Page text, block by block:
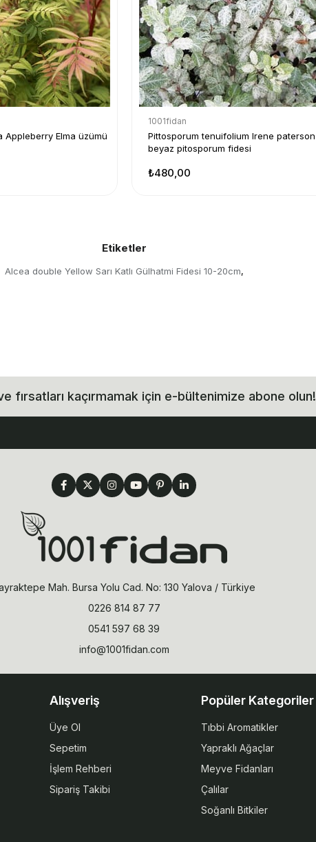
Appleberry Elma üzümü
1001fidan
Pittosporum tenuifolium Irene paterson
beyaz pitosporum fidesi
₺480,00
Etiketler
Alcea double Yellow Sarı Katlı Gülhatmi Fidesi 10-20cm,
fırsatları kaçırmamak için e-bültenimize abone olun!
Mah. Bursa Yolu Cad. No: 130 Yalova / Türkiye
0226 814 87 77
0541 597 68 39
info@1001fidan.com
Alışveriş
Üye Ol
Sepetim
İşlem Rehberi
Sipariş Takibi
Popüler Kategoriler
Tıbbi Aromatikler
Yapraklı Ağaçlar
Meyve Fidanları
Çalılar
Soğanlı Bitkiler